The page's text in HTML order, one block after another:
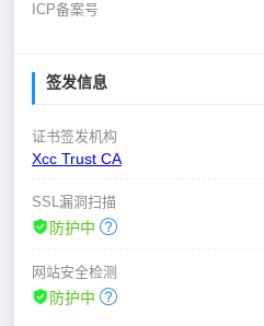
ICP备案号
签发信息
证书签发机构
Xcc Trust CA
SSL漏洞扫描
防护中
网站安全检测
防护中